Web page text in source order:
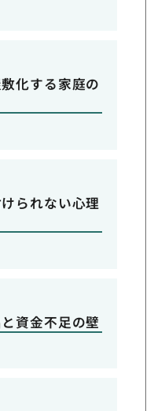
化する家庭の
られない心理
資金不足の壁